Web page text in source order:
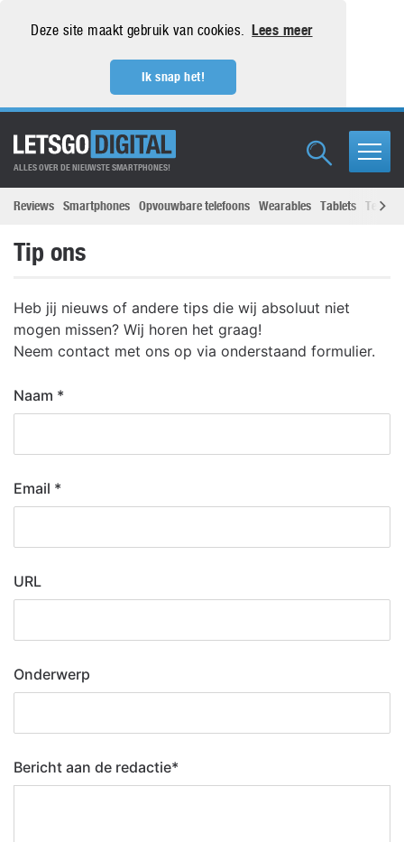
Deze site maakt gebruik van cookies. Lees meer
Ik snap het!
ALLES OVER DE NIEUWSTE SMARTPHONES!
Reviews Smartphones Opvouwbare telefoons Wearables Tablets
Tip ons
Heb jij nieuws of andere tips die wij absoluut niet
mogen missen? Wij horen het graag!
Neem contact met ons op via onderstaand formulier.
Naam *
Email *
URL
Onderwerp
Bericht aan de redactie*